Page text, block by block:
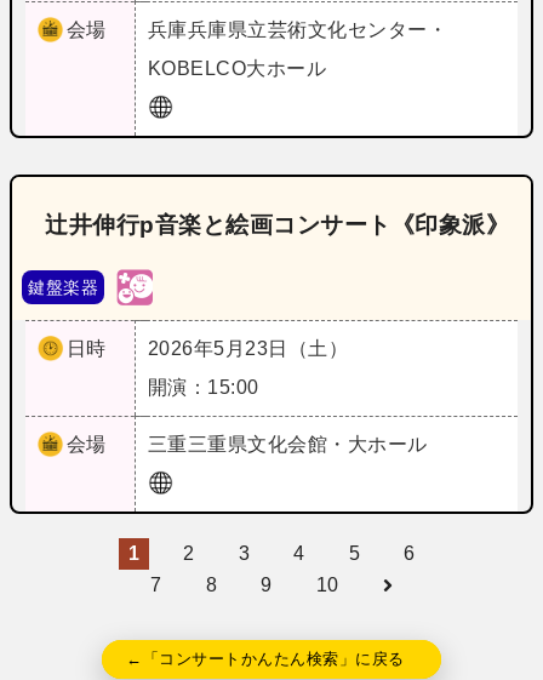
会場 兵庫兵庫県立芸術文化センター・
KOBELCO大ホール
辻井伸行p音楽と絵画コンサート《印象派》
鍵盤楽器
日時
2026年5月23日（土）
開演：15:00
会場 三重三重県文化会館・大ホール
1 2 3 4 5
6
7
8 9 10
←「コンサートかんたん検索」に戻る